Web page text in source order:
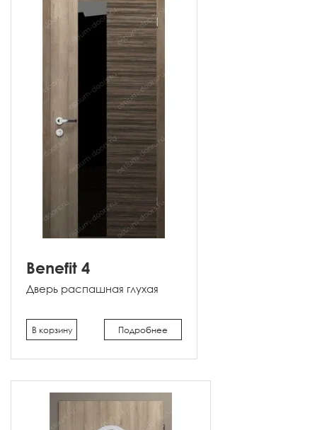
Benefit 4
Дверь распашная глухая
Подробнее
В корзину